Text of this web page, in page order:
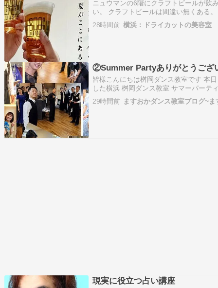
ニュウマンの6階にクラフトビールが飲
い。 クラフトビールは間違い無くある
しれない。 でも流石に海風はないだろ
ろ。 あと、新間川や帷子川を経由した
28時間前 横浜：ドライカットの美容
②Summer Partyありがとうござ
皆様こんにちは桝岡ダンス教室です 本
した横浜 桝岡ダンス教室 サマーパーテ
メインはアマチュアミニデモンストレ
ンスタイムはすべてスタッフがお相手
29時間前 ますおかダンス教室ブログ~ま
現実に役立つ占い講座